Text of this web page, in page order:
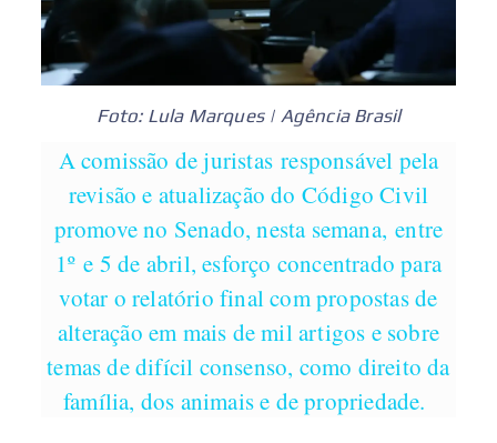
Foto: Lula Marques | Agência Brasil
A comissão de juristas responsável pela
revisão e atualização do Código Civil
promove no Senado, nesta semana, entre
1º e 5 de abril, esforço concentrado para
votar o relatório final com propostas de
alteração em mais de mil artigos e sobre
temas de difícil consenso, como direito da
família, dos animais e de propriedade.